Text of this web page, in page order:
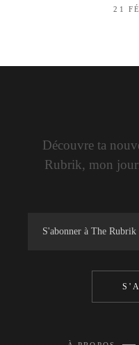
21
Découvre ta
Rubrik, mon